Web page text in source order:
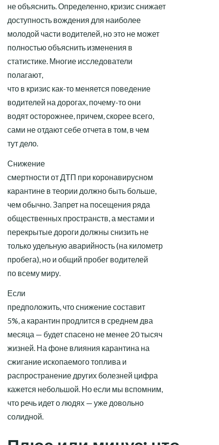
не объяснить. Определенно, кризис снижает
доступность вождения для наиболее
молодой части водителей, но это не может
полностью объяснить изменения в
статистике. Многие исследователи
полагают,
что в кризис как-то меняется поведение
водителей на дорогах, почему-то они
водят осторожнее, причем, скорее всего,
сами не отдают себе отчета в том, в чем
тут дело.
Снижение
смертности от ДТП при коронавирусном
карантине в теории должно быть больше,
чем обычно. Запрет на посещения ряда
общественных пространств, а местами и
перекрытые дороги должны снизить не
только удельную аварийность (на километр
пробега), но и общий пробег водителей
по всему миру.
Если
предположить, что снижение составит
5%, а карантин продлится в среднем два
месяца — будет спасено не менее 20 тысяч
жизней. На фоне влияния карантина на
сжигание ископаемого топлива и
распространение других болезней цифра
кажется небольшой. Но если мы вспомним,
что речь идет о людях — уже довольно
солидной.